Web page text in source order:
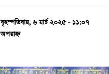
বৃহস্পতিবার, ৬ মার্চ ২০২৫ - ১১:০৭
অপরাহ্ন